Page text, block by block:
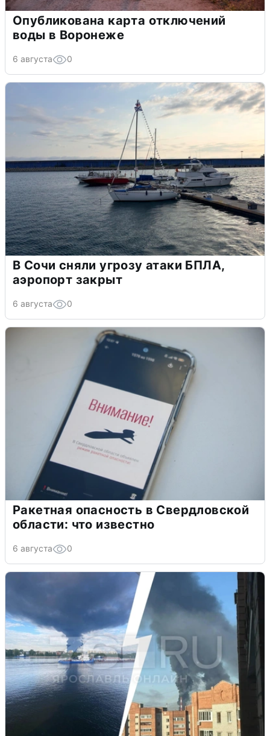
Опубликована карта отключений
воды в Воронеже
6 августа 0
В Сочи сняли угрозу атаки БПЛА,
аэропорт закрыт
6 августа 0
Ракетная опасность в Свердловской
области: что известно
6 августа 0